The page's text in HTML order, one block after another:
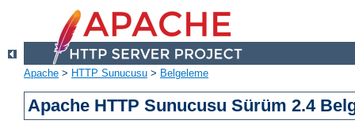
Apache > HTTP Sunucusu > Belgeleme
Apache HTTP Sunucusu Sürüm 2.4